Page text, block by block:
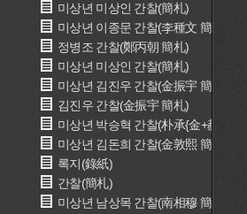
미상년 미상인 간찰(簡札)
미상년 이종문 간찰(李種文 簡札)
정병조 간찰(鄭丙朝 簡札)
미상년 미상인 간찰(簡札)
미상년 김진우 간찰(金振宇 簡札)
김진우 간찰(金振宇 簡札)
미상년 박승혁 간찰(朴承{金+赫} 簡札)
미상년 김돈희 간찰(金敦熙 簡札)
록지(錄紙)
간찰(簡札)
미상년 남상목 간찰(南相穆 簡札)